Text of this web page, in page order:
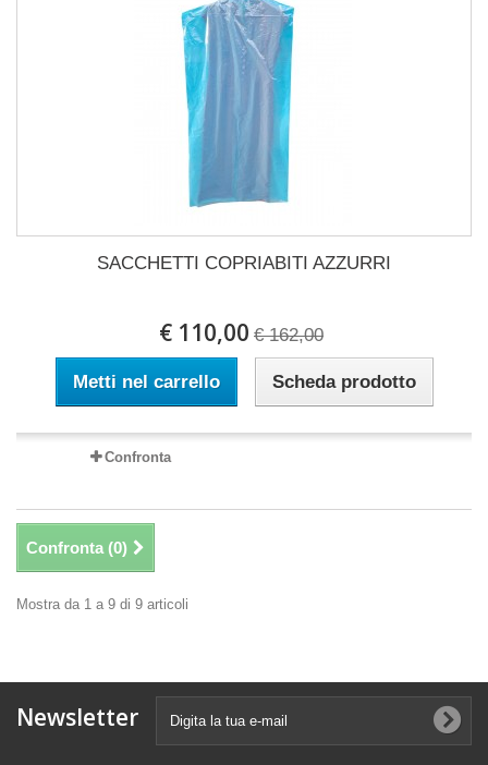
SACCHETTI COPRIABITI AZZURRI
€ 110,00 € 162,00
Metti nel carrello Scheda prodotto
Confronta
Confronta (0)
Mostra da 1 a 9 di 9 articoli
Newsletter